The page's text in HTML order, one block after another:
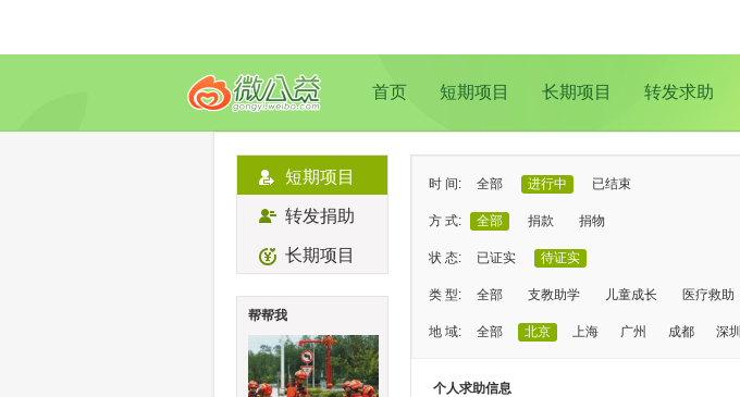
首页 短期项目 长期项目 转发求助
短期项目
转发捐助
长期项目
帮帮我
时 间: 全部 进行中 已结束
方 式: 全部 捐款 捐物
状 态: 已证实 待证实
类 型: 全部 支教助学 儿童成长 医疗救助
地 域: 全部 北京 上海 广州 成都 深圳
个人求助信息